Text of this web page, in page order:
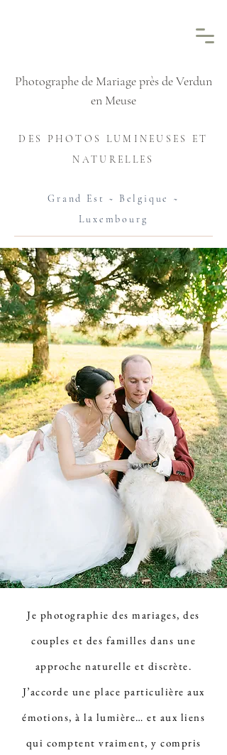
Photographe de Mariage près de Verdun
en Meuse
DES PHOTOS LUMINEUSES ET
NATURELLES
Grand Est ~ Belgique ~
Luxembourg
Je photographie des mariages, des
couples et des familles dans une
approche naturelle et discrète.
J’accorde une place particulière aux
émotions, à la lumière… et aux liens
qui comptent vraiment, y compris